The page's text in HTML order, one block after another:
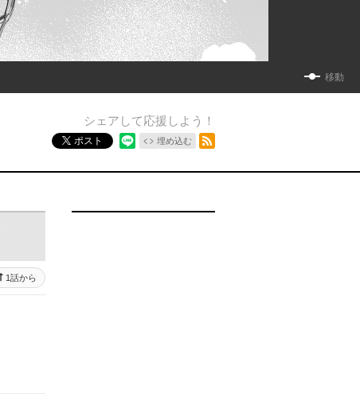
移動
シェアして応援しよう！
ポスト 埋め込む
1話から